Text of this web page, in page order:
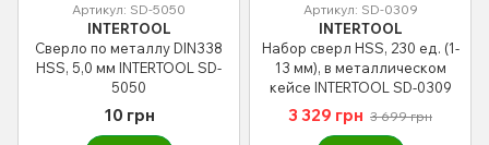
Артикул: SD-5050
INTERTOOL
Сверло по металлу DIN338
HSS, 5,0 мм INTERTOOL SD-
5050
10 грн
Артикул: SD-0309
INTERTOOL
Набор сверл HSS, 230 ед. (1-
13 мм), в металлическом
кейсе INTERTOOL SD-0309
3 329 грн 3 699 грн